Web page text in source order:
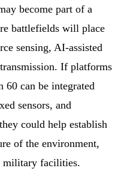
become part of a
battlefields will place
sensing, AI-assisted
If platforms
60 can be integrated
sensors, and
could help establish
of the environment,
military facilities.